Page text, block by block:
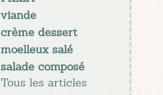
viande
crème dessert
moelleux salé
salade composé
Tous les articles